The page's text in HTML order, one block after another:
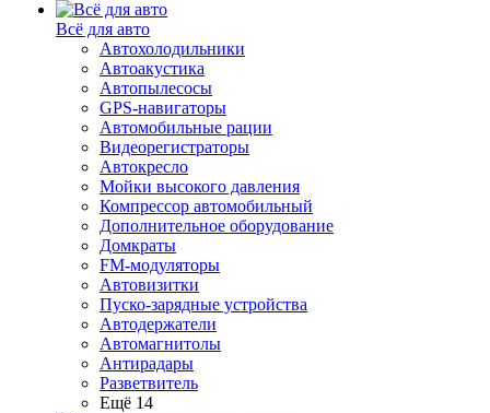
Всё для авто
Автохолодильники
Автоакустика
Автопылесосы
GPS-навигаторы
Автомобильные рации
Видеорегистраторы
Автокресло
Мойки высокого давления
Компрессор автомобильный
Дополнительное оборудование
Домкраты
FM-модуляторы
Автовизитки
Пуско-зарядные устройства
Автодержатели
Автомагнитолы
Антирадары
Разветвитель
Ещё 14